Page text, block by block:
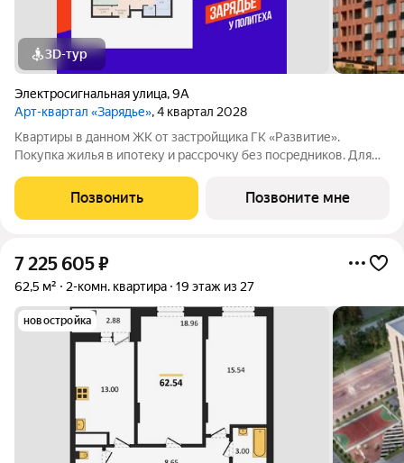
3D-тур
Электросигнальная улица,9А
Арт-квартал «Зарядье», 4 квартал 2028
Квартиры в данном ЖК от застройщика ГК «Развитие».
Покупка жилья в ипотеку и рассрочку без посредников. Для
обращайтесь в отдел продаж застройщика.
Позвонить Позвоните мне
7 225 605₽
62,5 м² 2-комн. квартира 19 этаж из 27
новостройка